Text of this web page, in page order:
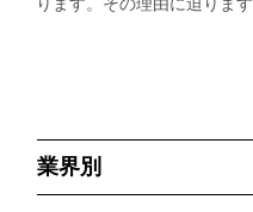
業界別